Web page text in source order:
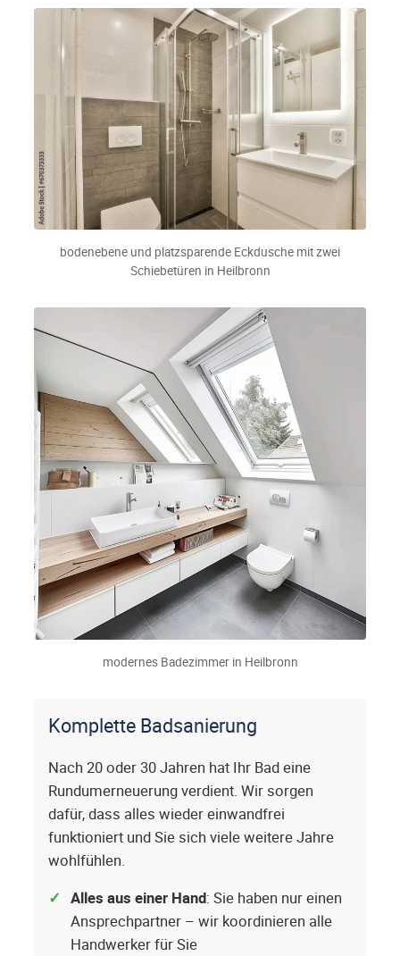
bodenebene und platzsparende Eckdusche mit zwei
Schiebetüren in Heilbronn
modernes Badezimmer in Heilbronn
Komplette Badsanierung
Nach 20 oder 30 Jahren hat Ihr Bad eine
Rundumerneuerung verdient. Wir sorgen
dafür, dass alles wieder einwandfrei
funktioniert und Sie sich viele weitere Jahre
wohlfühlen.
Alles aus einer Hand: Sie haben nur einen
Ansprechpartner – wir koordinieren alle
Handwerker für Sie